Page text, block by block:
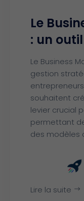
Le
: un
Le Business
gestion
souhaitent
levier crucial
permettant
des modèles
Lire la suite